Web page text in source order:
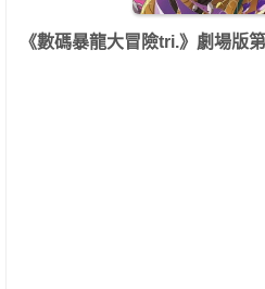
《數碼暴龍大冒險tri.》劇場版